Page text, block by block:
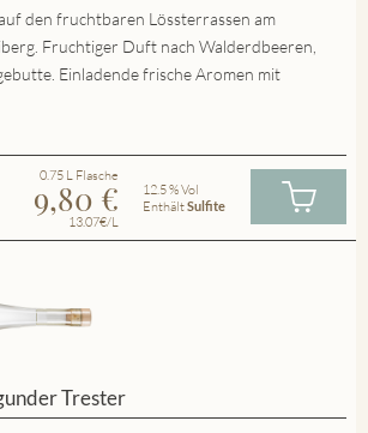
den fruchtbaren Lössterrassen am
Fruchtiger Duft nach Walderdbeeren,
Einladende frische Aromen mit
0.75 L Flasche
9,80 €
13.07€/L
12.5 % Vol
EnthältSulfite
Trester